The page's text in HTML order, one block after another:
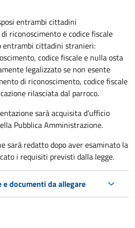
entrambi cittadini
riconoscimento e codice fiscale
entrambi cittadini stranieri:
codice fiscale e nulla osta
legalizzato se non esente
di riconoscimento, codice fiscale
rilasciata dal parroco.
sarà acquisita d’ufficio
Pubblica Amministrazione.
sarà redatto dopo aver esaminato la
i requisiti previsti dalla legge.
documenti da allegare